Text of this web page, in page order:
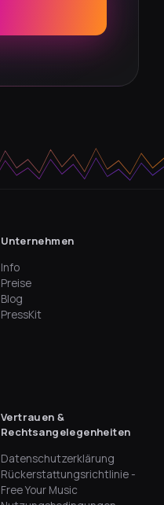
Unternehmen
Info
Preise
Blog
PressKit
Vertrauen &
Rechtsangelegenheiten
Datenschutzerklärung
Rückerstattungsrichtlinie -
Free Your Music